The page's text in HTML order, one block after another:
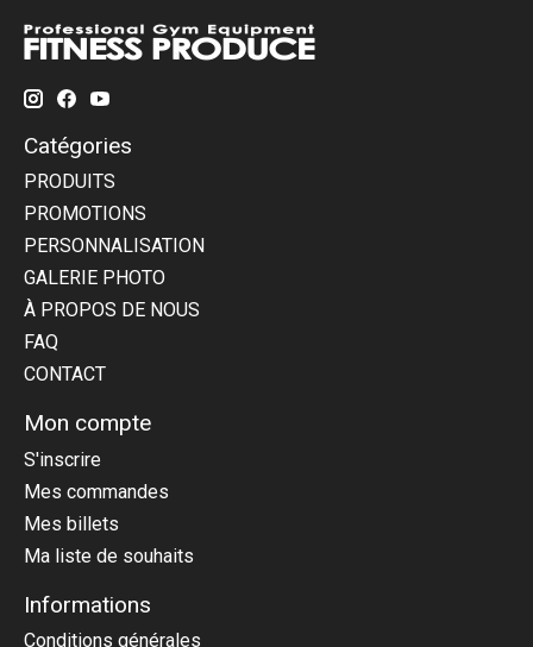
Catégories
PRODUITS
PROMOTIONS
PERSONNALISATION
GALERIE PHOTO
À PROPOS DE NOUS
FAQ
CONTACT
Mon compte
S'inscrire
Mes commandes
Mes billets
Ma liste de souhaits
Informations
Conditions générales